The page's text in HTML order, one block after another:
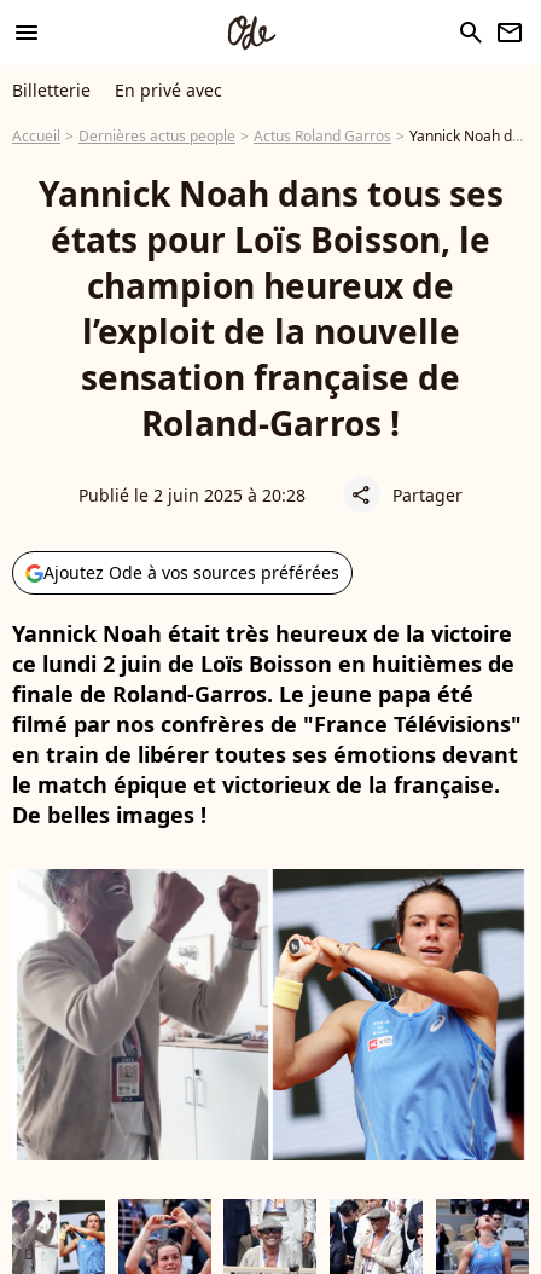
menu search newsletter
Billetterie En privé avec
Accueil Dernières actus people Actus Roland Garros Yannick Noah dans tous ses états pour Loïs Boisson, le champion heureux de l’exploit de la nouvelle sensation française de Roland-Garros !
Yannick Noah dans tous ses
états pour Loïs Boisson, le
champion heureux de
l’exploit de la nouvelle
sensation française de
Roland-Garros !
Publié le 2 juin 2025 à 20:28 share Partager
Ajoutez Ode à vos sources préférées
Yannick Noah était très heureux de la victoire
ce lundi 2 juin de Loïs Boisson en huitièmes de
finale de Roland-Garros. Le jeune papa été
filmé par nos confrères de "France Télévisions"
en train de libérer toutes ses émotions devant
le match épique et victorieux de la française.
De belles images !